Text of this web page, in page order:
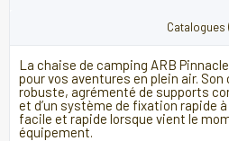
Catalogues
La chaise de camping ARB
pour vos aventures en plein air.
robuste, agrémenté de supports
et d’un système de fixation rapide
facile et rapide lorsque vient le
équipement.